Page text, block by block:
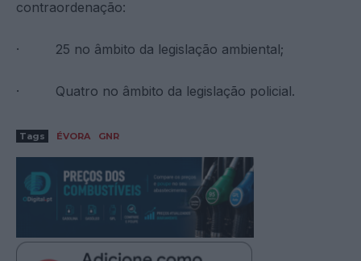
contraordenação:
· 25 no âmbito da legislação ambiental;
· Quatro no âmbito da legislação policial.
Tags ÉVORA GNR